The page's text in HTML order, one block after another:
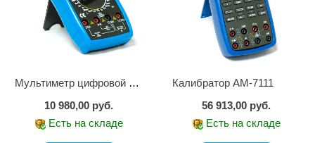
Мультиметр цифровой АМ-1083
10 980,00 руб.
Есть на складе
Калибратор АМ-7111
56 913,00 руб.
Есть на складе